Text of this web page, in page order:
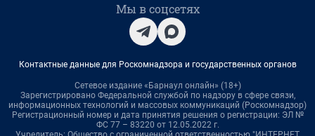
Мы в соцсетях
Контактные данные для Роскомнадзора и государственных органов
Сетевое издание «Барнаул онлайн» (18+)
Зарегистрировано Федеральной службой по надзору в сфере связи,
информационных технологий и массовых коммуникаций (Роскомнадзор)
Регистрационный номер и дата принятия решения о регистрации: ЭЛ №
ФС 77 – 83220 от 12.05.2022 г.